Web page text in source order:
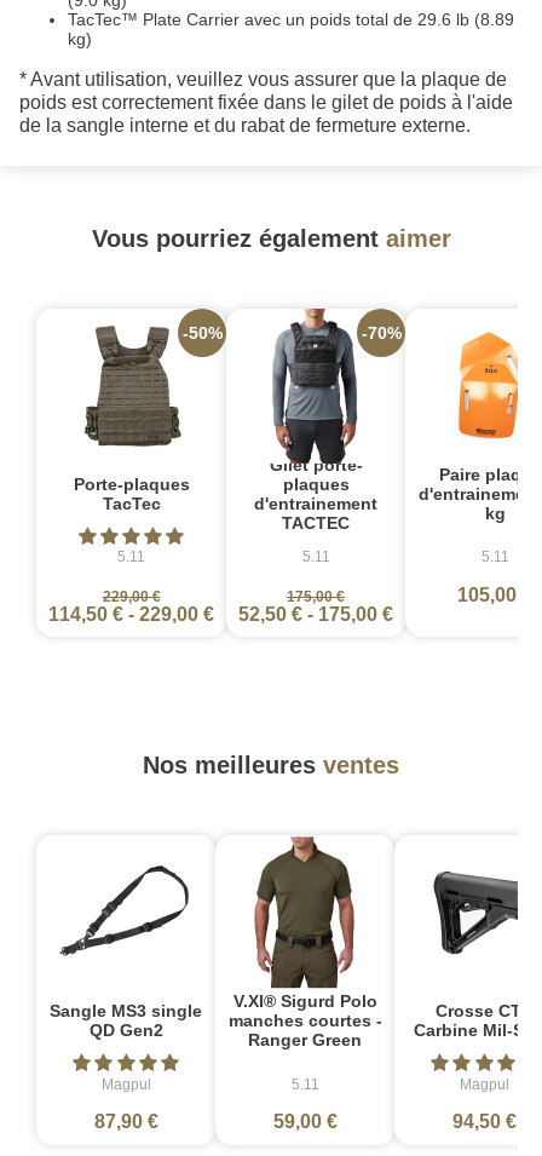
TacTec™ Plate Carrier avec un poids total de 29.6 lb (8.89
kg)
* Avant utilisation, veuillez vous assurer que la plaque de
poids est correctement fixée dans le gilet de poids à l'aide
de la sangle interne et du rabat de fermeture externe.
Vous pourriez également aimer
Porte-plaques
TacTec
5.11
229,00 €
114,50 € - 229,00 €
-50%
Gilet porte-
plaques
d'entrainement
TACTEC
5.11
175,00 €
52,50 € - 175,00 €
-70%
Paire
kg
5.11
105,00 €
Nos meilleures ventes
Sangle MS3 single
QD Gen2
Magpul
87,90 €
V.XI® Sigurd Polo
manches courtes -
Ranger Green
5.11
59,00 €
Crosse CTR
Carbine Mil-
Magpul
94,50 €